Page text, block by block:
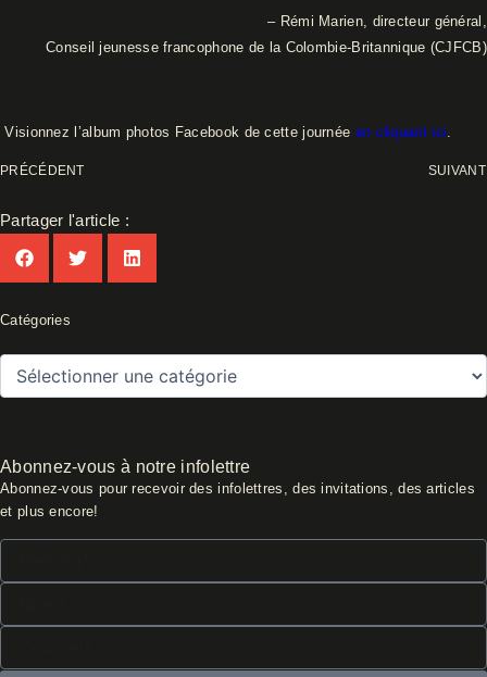
– Rémi Marien, directeur général,
Conseil jeunesse francophone de la Colombie-Britannique (CJFCB)
Visionnez l’album photos Facebook de cette journée en cliquant ici
PRÉCÉDENT SUIVANT
Partager l'article :
Catégories
Catégories
Abonnez-vous à notre infolettre
Abonnez-vous pour recevoir des infolettres, des invitations, des articles
et plus encore!